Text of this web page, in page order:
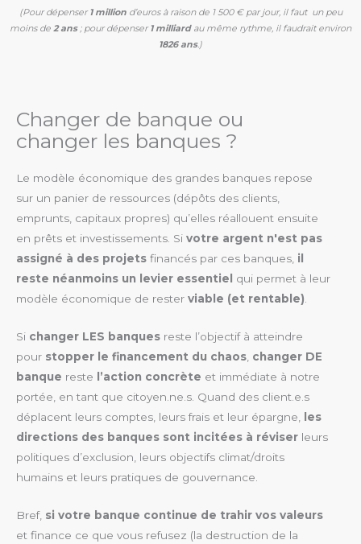
(Pour dépenser1 milliond’euros à raison de 1 500 € par jour, il faut un peu
moins de 2 ans; pour dépenser1 milliardau même rythme, il faudrait environ
1826 ans.)
Changer de banque ou
changer les banques ?
Le modèle économique des grandes banques repose
sur un panier de ressources (dépôts des clients,
emprunts, capitaux propres) qu’elles réallouent ensuite
en prêts et investissements. Si votre argent n'est pas
assigné à des projets financés par ces banques, il
reste néanmoins un levier essentiel
qui permet à leur
modèle économique de rester viable (et rentable)
Si changer LES banques reste l’objectif à atteindre
pour stopper le financement du chaos changer DE
banque reste l’action concrète et immédiate à notre
portée, en tant que citoyen.ne.s. Quand des client.e.s
déplacent leurs comptes, leurs frais et leur épargne,
les
directions des banques sont incitées à réviser leurs
politiques d’exclusion, leurs objectifs climat/droits
humains et leurs pratiques de gouvernance.
Bref, si votre banque continue de trahir vos valeurs
et finance ce que vous refusez (la destruction de la